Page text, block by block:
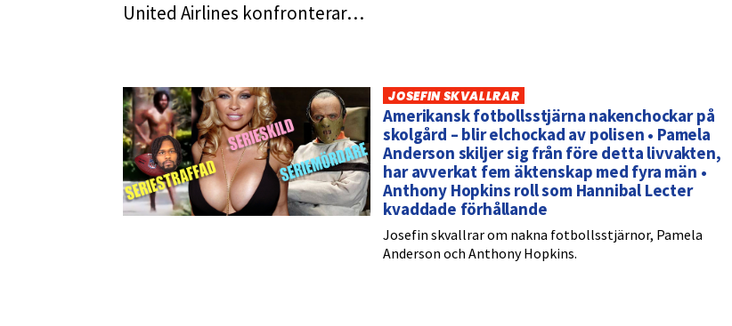
United Airlines konfronterar…
JOSEFIN SKVALLRAR
Amerikansk fotbollsstjärna nakenchockar på
skolgård – blir elchockad av polisen • Pamela
Anderson skiljer sig från före detta livvakten,
har avverkat fem äktenskap med fyra män •
Anthony Hopkins roll som Hannibal Lecter
kvaddade förhållande
Josefin skvallrar om nakna fotbollsstjärnor, Pamela
Anderson och Anthony Hopkins.